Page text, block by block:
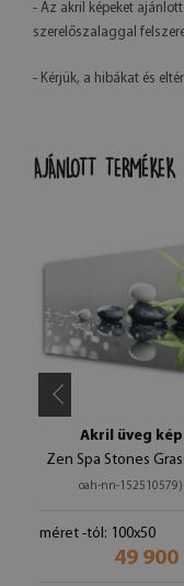
- Az akril képeket
szerelőszalaggal
- Kérjük, a hibákat és
AJÁNLOTT TERMÉKEK
Akril üveg kép
Zen Spa Stones
oah-nn-152510579)
méret -tól: 100x50
49 900